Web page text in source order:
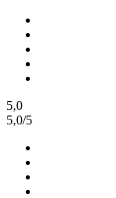
5,0
5,0/5